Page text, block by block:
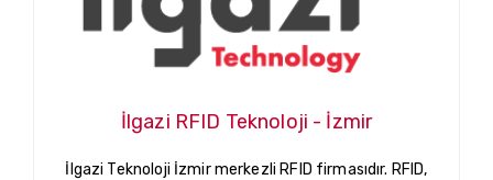
İlgazi RFID Teknoloji - İzmir
İlgazi Teknoloji İzmir merkezli RFID firmasıdır. RFID,